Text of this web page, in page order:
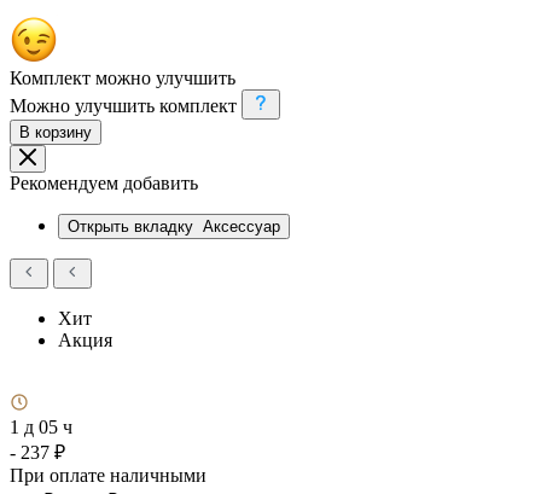
Комплект можно улучшить
Можно улучшить комплект
В корзину
Рекомендуем добавить
Открыть вкладку Аксессуар
Хит
Акция
1 д 05 ч
- 237 ₽
При оплате наличными